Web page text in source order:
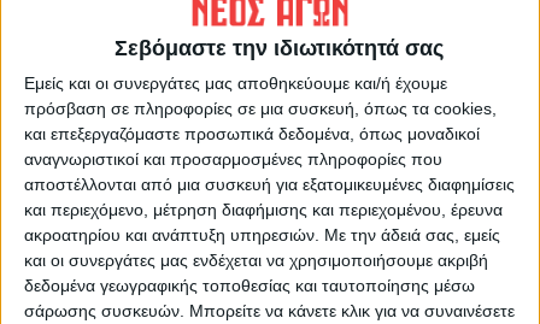
Σεβόμαστε την ιδιωτικότητά σας
Εμείς και οι συνεργάτες μας αποθηκεύουμε και/ή έχουμε
πρόσβαση σε πληροφορίες σε μια συσκευή, όπως τα cookies,
και επεξεργαζόμαστε προσωπικά δεδομένα, όπως μοναδικοί
αναγνωριστικοί και προσαρμοσμένες πληροφορίες που
αποστέλλονται από μια συσκευή για εξατομικευμένες διαφημίσεις
και περιεχόμενο, μέτρηση διαφήμισης και περιεχομένου, έρευνα
ακροατηρίου και ανάπτυξη υπηρεσιών. Με την άδειά σας, εμείς
και οι συνεργάτες μας ενδέχεται να χρησιμοποιήσουμε ακριβή
δεδομένα γεωγραφικής τοποθεσίας και ταυτοποίησης μέσω
σάρωσης συσκευών. Μπορείτε να κάνετε κλικ για να συναινέσετε
εσωτερικό οδικό δίκτυο των οικισμών του
*Μελέτες διευθέτησης ομβρίων υδάτων
στους οικισμούς του Δήμου
* Αποκαταστάσεις ζημιών σε γεφύρια,
τεχνικά, τοιχία αντιστήριξης, δρόμους,
αντιστήριξη πρανών, διευθέτηση ρεμάτων,
τάφρους, μονοπάτια
– Δήμος Μουζακίου 1 εκατ. Ευρώ: